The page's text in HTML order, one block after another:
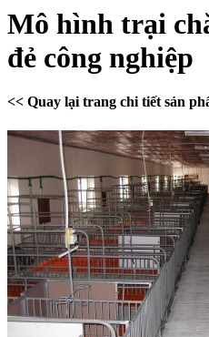
Mô hình trại
đẻ công nghiệp
<< Quay lại trang chi tiết sản